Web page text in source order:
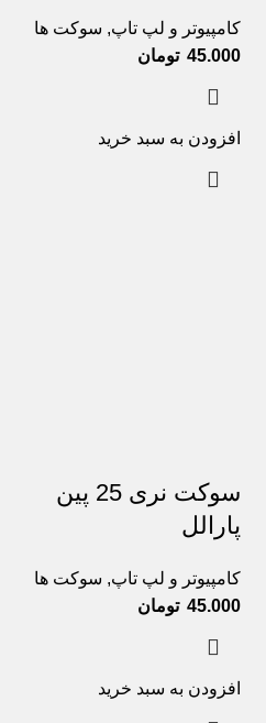
کامپیوتر و لپ تاپ, سوکت ها
45.000 تومان
افزودن به سبد خرید
سوکت نری 25 پین
پارالل
کامپیوتر و لپ تاپ, سوکت ها
45.000 تومان
افزودن به سبد خرید